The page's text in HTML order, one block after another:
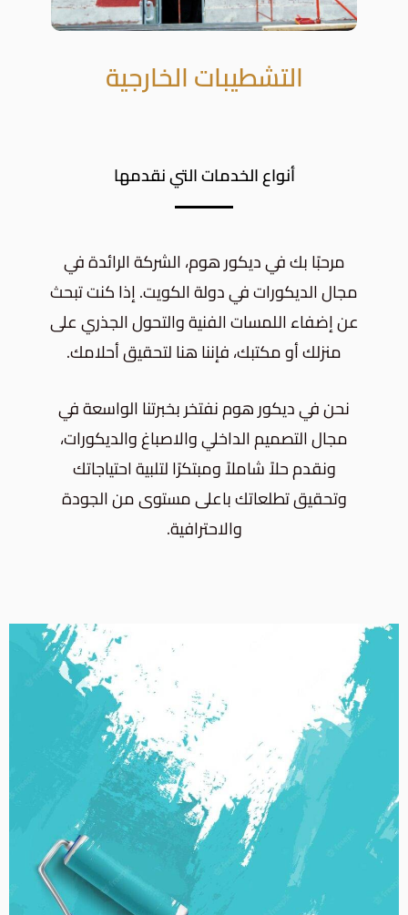
التشطيبات الخارجية
أنواع الخدمات التي نقدمها
مرحبًا بك في ديكور هوم، الشركة الرائدة في
مجال الديكورات في دولة الكويت. إذا كنت تبحث
عن إضفاء اللمسات الفنية والتحول الجذري على
منزلك أو مكتبك، فإننا هنا لتحقيق أحلامك.
نحن في ديكور هوم نفتخر بخبرتنا الواسعة في
مجال التصميم الداخلي والاصباغ والديكورات،
ونقدم حلاً شاملاً ومبتكرًا لتلبية احتياجاتك
وتحقيق تطلعاتك باعلى مستوى من الجودة
والاحترافية.